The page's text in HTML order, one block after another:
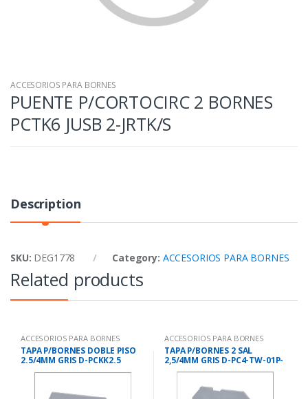
ACCESORIOS PARA BORNES
PUENTE P/CORTOCIRC 2 BORNES
PCTK6 JUSB 2-JRTK/S
Description
SKU: DEG1778 Category: ACCESORIOS PARA BORNES
Related products
ACCESORIOS PARA BORNES
TAPA P/BORNES DOBLE PISO
2.5/4MM GRIS D-PCKK2.5
ACCESORIOS PARA BORNES
TAPA P/BORNES 2 SAL
2,5/4MM GRIS D-PC4-TW-01P-